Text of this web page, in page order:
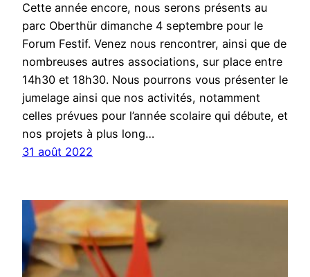
Cette année encore, nous serons présents au
parc Oberthür dimanche 4 septembre pour le
Forum Festif. Venez nous rencontrer, ainsi que de
nombreuses autres associations, sur place entre
14h30 et 18h30. Nous pourrons vous présenter le
jumelage ainsi que nos activités, notamment
celles prévues pour l’année scolaire qui débute, et
nos projets à plus long…
31 août 2022